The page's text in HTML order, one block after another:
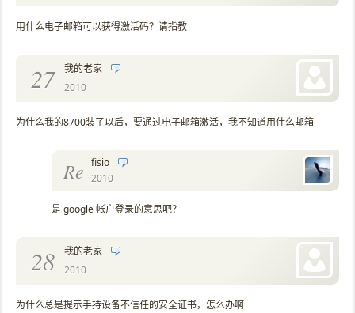
用什么电子邮箱可以获得激活码？请指教
27
我的老家
2010
为什么我的8700装了以后，要通过电子邮箱激活，我不知道用什么邮箱
Re fisio
2010
是 google 帐户登录的意思吧？
28
我的老家
2010
为什么总是提示手持设备不信任的安全证书，怎么办啊